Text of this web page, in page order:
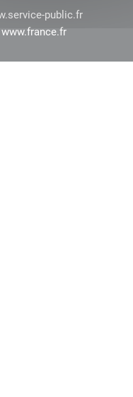
public.fr
www.france.fr